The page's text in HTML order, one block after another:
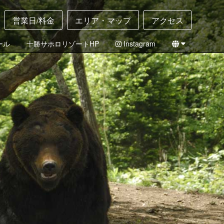
営業日/料金 エリア・マップ アクセス
ル 十勝サホロリゾートHP
Instagram
日本語
English